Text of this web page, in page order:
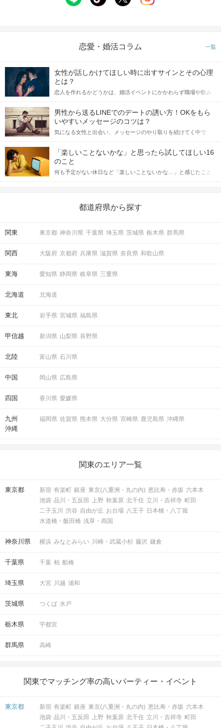
恋愛・婚活コラム 一覧
女性が話しかけてほしい時に出すサインとその心理
とは？
恋人を作れるかどうかは、婚活イベントにかかわらず職場や飲み
てアプローチできるかにも左右されます。 これから恋人作りを本
格的に始めようとしている方は、女性が異性を求めて出すサイン
をしっかりと理解し、正しい行動に移せるかどうかが重要。 この
記事では、女性が話しかけて欲しい時に出すサインとその心理を
合にどのような行動に繋げるべきかをご紹介していきます。
男性から送るLINEでのデートの誘い方！OKをもら
いやすいメッセージのコツは？
気になる女性と出会い、メッセージのやり取りを続けてく中で
しかし、中には「どう誘ったらいいの？」とお困りの男性もいら
っしゃるのではないでしょうか。 そこで今回は、男性から女性へ
送るLINEでのデートの誘い方のコツをご紹介します。例文も混じ
えながら解説するので、ぜひ参考にしてください。
「楽しいことないかな」と思ったら試してほしい16
のこと
何も予定がない休日など「楽しいことないかな…」と感じたこと
の楽しいことアイデアを集めました♪ いままさに楽しいことを探し
都道府県から探す
関東 東京都 神奈川県 千葉県 埼玉県 茨城県 栃木県 群馬県
関西 大阪府 京都府 兵庫県 滋賀県 奈良県 和歌山県
東海 愛知県 静岡県 岐阜県 三重県
北海道 北海道
東北 岩手県 宮城県 福島県
甲信越 新潟県 山梨県 長野県
北陸 富山県 石川県
中国 岡山県 広島県
四国 香川県 愛媛県
九州
沖縄
福岡県 佐賀県 熊本県 大分県 宮崎県 鹿児島県 沖縄県
関東のエリア一覧
東京都 新宿 有楽町 銀座 東京(八重洲・丸の内) 恵比寿・赤坂 六本木
池袋 品川・五反田 上野 秋葉原 北千住 立川・吉祥寺 町田
二子玉川
渋谷 自由が丘 お台場 八王子 日本橋・八丁堀
水道橋・飯田橋 浅草・両国
神奈川県 横浜 みなとみらい 川崎・武蔵小杉 藤沢 鎌倉
千葉県 千葉 柏 船橋
埼玉県 大宮 川越 浦和
茨城県 つくば 水戸
栃木県 宇都宮
群馬県 高崎
関東でマッチング率の高いパーティー・イベント
東京都 新宿 有楽町 銀座 東京(八重洲・丸の内) 恵比寿・赤坂 六本木
池袋 品川・五反田 上野 秋葉原 北千住 立川・吉祥寺 町田